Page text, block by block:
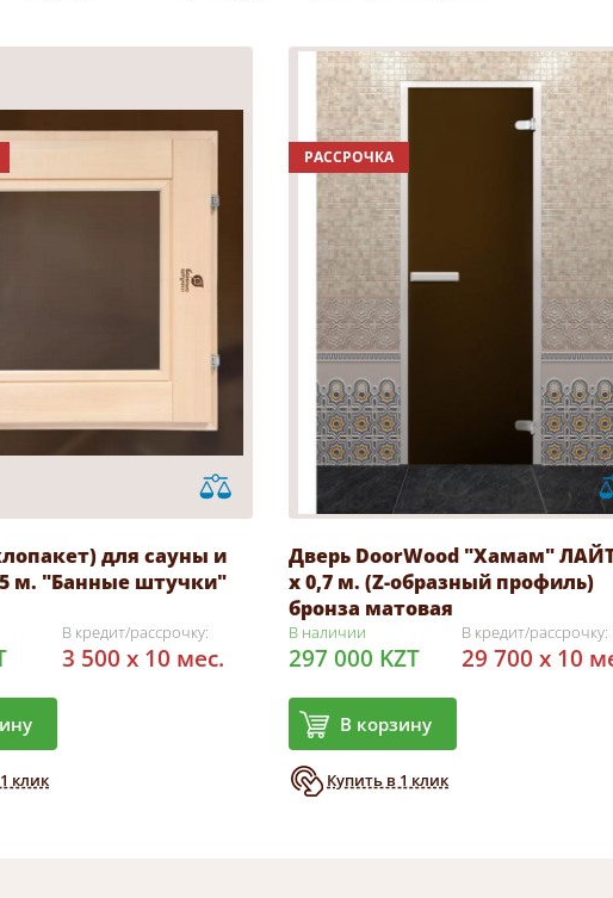
для сауны и
м. "Банные штучки"
клик
В кредит/рассрочку:
3 500 x 10 мес.
РАССРОЧКА
Дверь DoorWood "Хамам"
х 0,7 м. (Z-образный профиль)
бронза матовая
В наличии
297 000 KZT
В корзину
Купить в 1 клик
В кредит/рассрочку:
29 700 x 10